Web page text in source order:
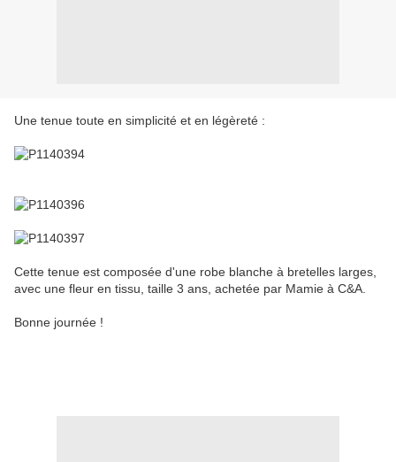
Une tenue toute en simplicité et en légèreté :
Cette tenue est composée d'une robe blanche à bretelles larges,
avec une fleur en tissu, taille 3 ans, achetée par Mamie à C&A.
Bonne journée !